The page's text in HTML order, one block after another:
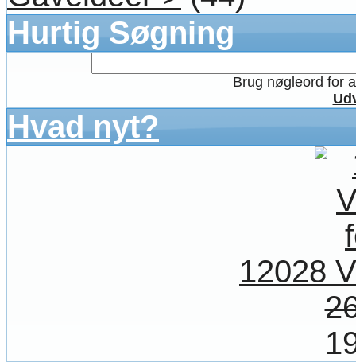
Hurtig Søgning
Brug nøgleord for
Hvad nyt?
12028